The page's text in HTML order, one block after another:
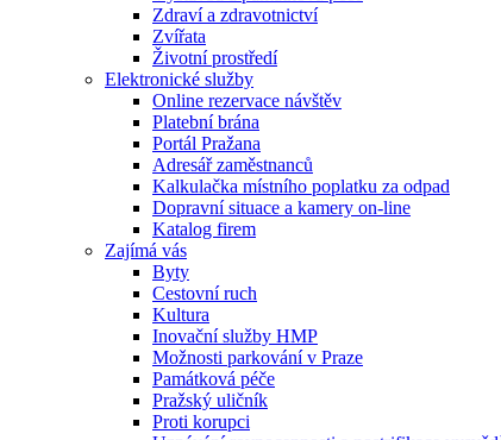
Zdraví a zdravotnictví
Zvířata
Životní prostředí
Elektronické služby
Online rezervace návštěv
Platební brána
Portál Pražana
Adresář zaměstnanců
Kalkulačka místního poplatku za odpad
Dopravní situace a kamery on-line
Katalog firem
Zajímá vás
Byty
Cestovní ruch
Kultura
Inovační služby HMP
Možnosti parkování v Praze
Památková péče
Pražský uličník
Proti korupci